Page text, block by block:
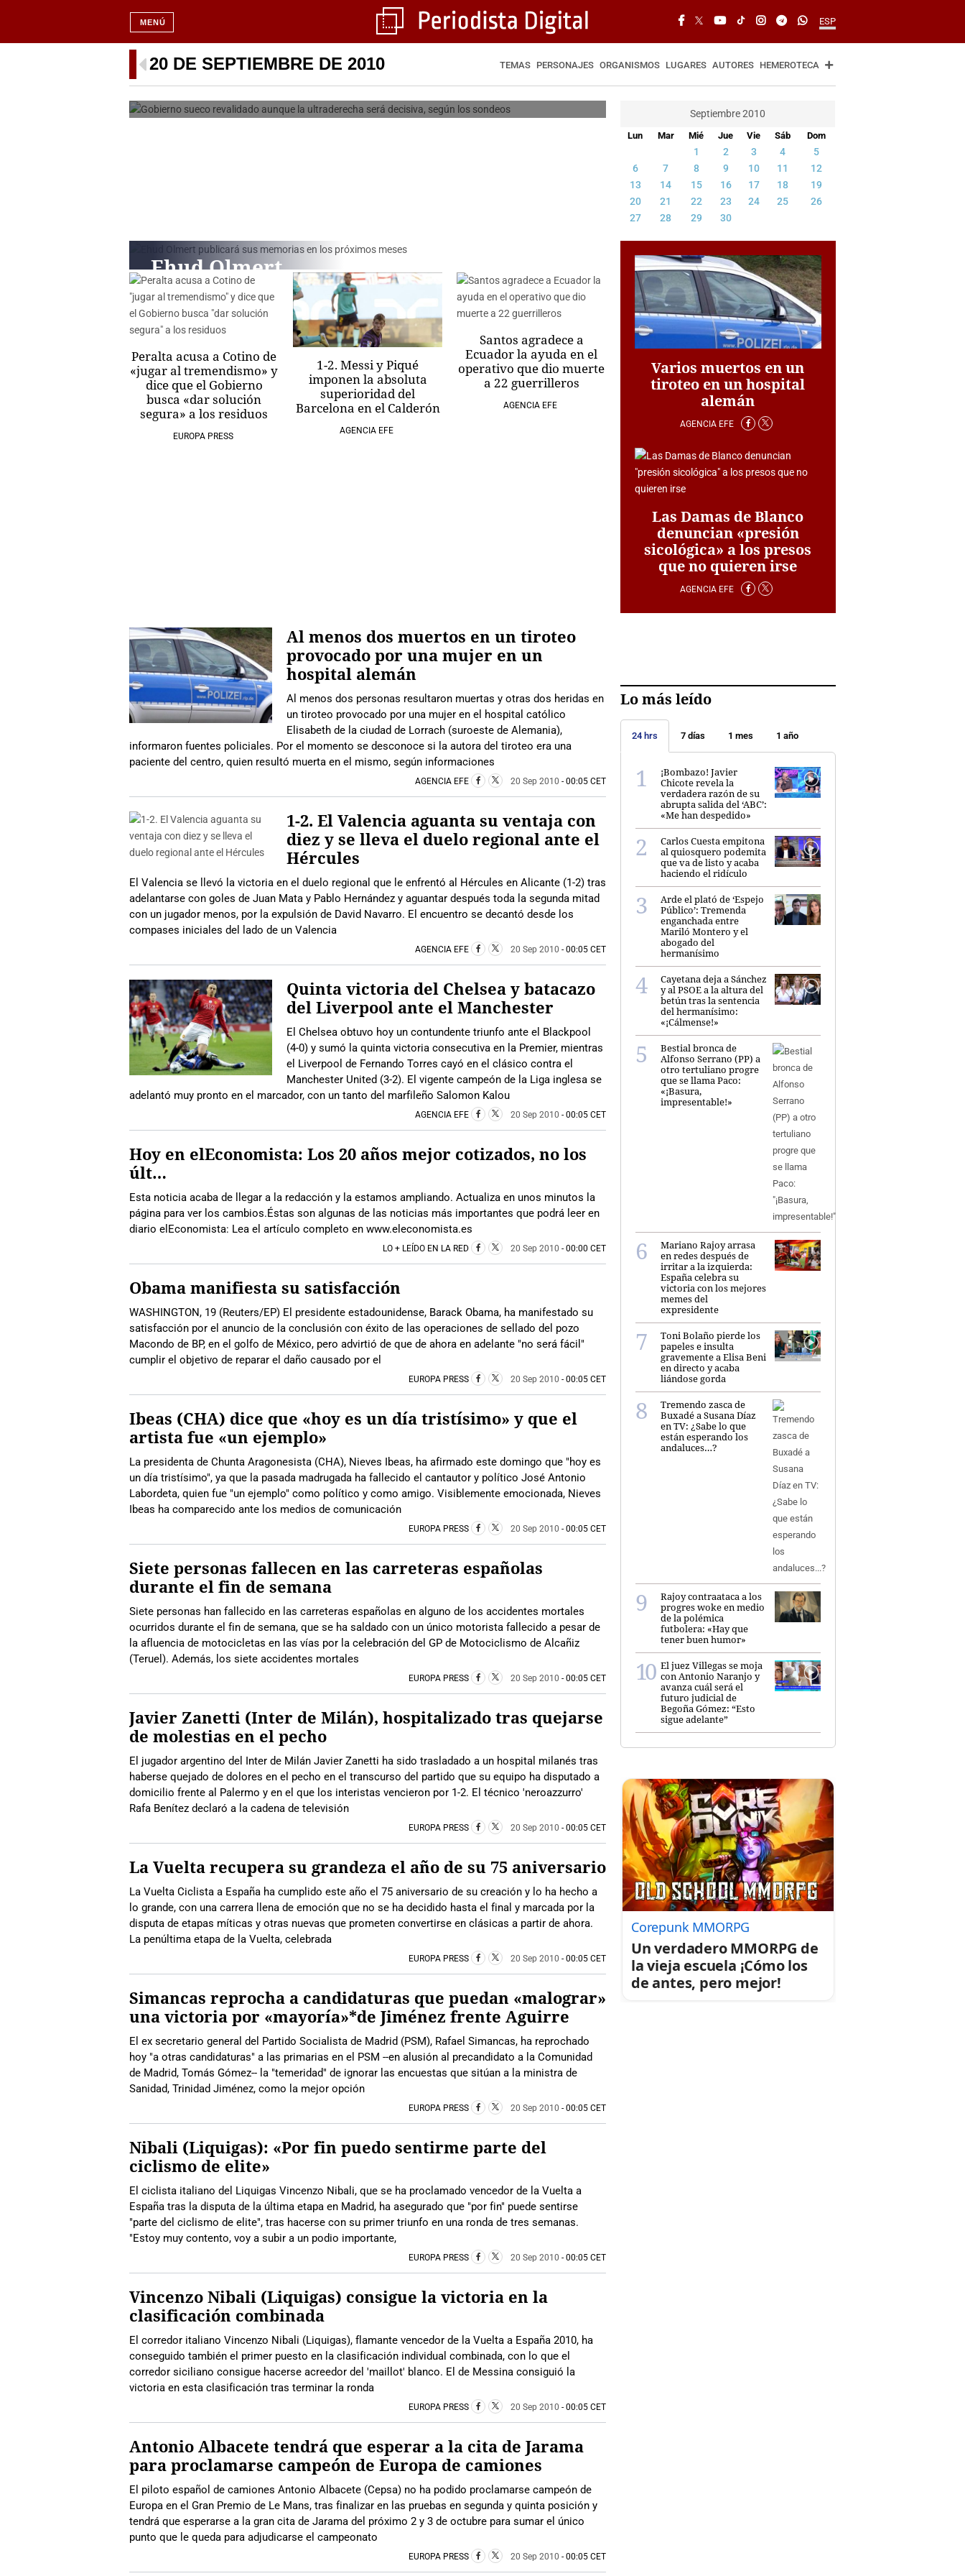
ESP
MENÚ
20 DE SEPTIEMBRE DE 2010 TEMAS PERSONAJES ORGANISMOS LUGARES AUTORES HEMEROTECA
Gobierno sueco revalidado aunque la ultraderecha
será decisiva, según los sondeos
Septiembre 2010
Lun Mar Mié Jue Vie Sáb Dom
1 2 3 4
5
6
7 8 9 10 11
12
13
14 15 16 17 18
19
20
21 22 23 24 25
26
27
28 29 30
Ehud Olmert
publicará sus
memorias en los
próximos meses
AGENCIA EFE
Peralta acusa a Cotino de
«jugar al tremendismo» y
dice que el Gobierno
busca «dar solución
segura» a los residuos
EUROPA PRESS
1-2. Messi y Piqué
imponen la absoluta
superioridad del
Barcelona en el Calderón
AGENCIA EFE
Santos agradece a
Ecuador la ayuda en el
operativo que dio muerte
a 22 guerrilleros
AGENCIA EFE
Varios muertos en un
tiroteo en un hospital
alemán
AGENCIA EFE
Las Damas de Blanco
denuncian «presión
sicológica» a los presos
que no quieren irse
AGENCIA EFE
Al menos dos muertos en un tiroteo
provocado por una mujer en un
hospital alemán
Al menos dos personas resultaron muertas y otras dos heridas en
un tiroteo provocado por una mujer en el hospital católico
Elisabeth de la ciudad de Lorrach (suroeste de Alemania),
informaron fuentes policiales. Por el momento se desconoce si la autora del tiroteo era una
paciente del centro, quien resultó muerta en el mismo, según informaciones
AGENCIA EFE 20 Sep 2010 - 00:05 CET
1-2. El Valencia aguanta su ventaja con
diez y se lleva el duelo regional ante el
Hércules
El Valencia se llevó la victoria en el duelo regional que le enfrentó al Hércules en Alicante (1-2) tras
adelantarse con goles de Juan Mata y Pablo Hernández y aguantar después toda la segunda mitad
con un jugador menos, por la expulsión de David Navarro. El encuentro se decantó desde los
compases iniciales del lado de un Valencia
AGENCIA EFE 20 Sep 2010 - 00:05 CET
Quinta victoria del Chelsea y batacazo
del Liverpool ante el Manchester
El Chelsea obtuvo hoy un contundente triunfo ante el Blackpool
(4-0) y sumó la quinta victoria consecutiva en la Premier, mientras
el Liverpool de Fernando Torres cayó en el clásico contra el
Manchester United (3-2). El vigente campeón de la Liga inglesa se
adelantó muy pronto en el marcador, con un tanto del marfileño Salomon Kalou
AGENCIA EFE 20 Sep 2010 - 00:05 CET
Hoy en elEconomista: Los 20 años mejor cotizados, no los
últ…
Esta noticia acaba de llegar a la redacción y la estamos ampliando. Actualiza en unos minutos la
página para ver los cambios.Éstas son algunas de las noticias más importantes que podrá leer en
diario elEconomista: Lea el artículo completo en www.eleconomista.es
LO + LEÍDO EN LA RED 20 Sep 2010 - 00:00 CET
Obama manifiesta su satisfacción
WASHINGTON, 19 (Reuters/EP) El presidente estadounidense, Barack Obama, ha manifestado su
satisfacción por el anuncio de la conclusión con éxito de las operaciones de sellado del pozo
Macondo de BP, en el golfo de México, pero advirtió de que de ahora en adelante "no será fácil"
cumplir el objetivo de reparar el daño causado por el
EUROPA PRESS 20 Sep 2010 - 00:05 CET
Ibeas (CHA) dice que «hoy es un día tristísimo» y que el
artista fue «un ejemplo»
La presidenta de Chunta Aragonesista (CHA), Nieves Ibeas, ha afirmado este domingo que "hoy es
un día tristísimo", ya que la pasada madrugada ha fallecido el cantautor y político José Antonio
Labordeta, quien fue "un ejemplo" como político y como amigo. Visiblemente emocionada, Nieves
Ibeas ha comparecido ante los medios de comunicación
EUROPA PRESS 20 Sep 2010 - 00:05 CET
Siete personas fallecen en las carreteras españolas
durante el fin de semana
Siete personas han fallecido en las carreteras españolas en alguno de los accidentes mortales
ocurridos durante el fin de semana, que se ha saldado con un único motorista fallecido a pesar de
la afluencia de motocicletas en las vías por la celebración del GP de Motociclismo de Alcañiz
(Teruel). Además, los siete accidentes mortales
EUROPA PRESS 20 Sep 2010 - 00:05 CET
Javier Zanetti (Inter de Milán), hospitalizado tras quejarse
de molestias en el pecho
El jugador argentino del Inter de Milán Javier Zanetti ha sido trasladado a un hospital milanés tras
haberse quejado de dolores en el pecho en el transcurso del partido que su equipo ha disputado a
domicilio frente al Palermo y en el que los interistas vencieron por 1-2. El técnico 'neroazzurro'
Rafa Benítez declaró a la cadena de televisión
EUROPA PRESS 20 Sep 2010 - 00:05 CET
La Vuelta recupera su grandeza el año de su 75 aniversario
La Vuelta Ciclista a España ha cumplido este año el 75 aniversario de su creación y lo ha hecho a
lo grande, con una carrera llena de emoción que no se ha decidido hasta el final y marcada por la
disputa de etapas míticas y otras nuevas que prometen convertirse en clásicas a partir de ahora.
La penúltima etapa de la Vuelta, celebrada
EUROPA PRESS 20 Sep 2010 - 00:05 CET
Simancas reprocha a candidaturas que puedan «malograr»
una victoria por «mayoría»*de Jiménez frente Aguirre
El ex secretario general del Partido Socialista de Madrid (PSM), Rafael Simancas, ha reprochado
hoy "a otras candidaturas" a las primarias en el PSM --en alusión al precandidato a la Comunidad
de Madrid, Tomás Gómez-- la "temeridad" de ignorar las encuestas que sitúan a la ministra de
Sanidad, Trinidad Jiménez, como la mejor opción
EUROPA PRESS 20 Sep 2010 - 00:05 CET
Nibali (Liquigas): «Por fin puedo sentirme parte del
ciclismo de elite»
El ciclista italiano del Liquigas Vincenzo Nibali, que se ha proclamado vencedor de la Vuelta a
España tras la disputa de la última etapa en Madrid, ha asegurado que "por fin" puede sentirse
"parte del ciclismo de elite", tras hacerse con su primer triunfo en una ronda de tres semanas.
"Estoy muy contento, voy a subir a un podio importante,
EUROPA PRESS 20 Sep 2010 - 00:05 CET
Vincenzo Nibali (Liquigas) consigue la victoria en la
clasificación combinada
El corredor italiano Vincenzo Nibali (Liquigas), flamante vencedor de la Vuelta a España 2010, ha
conseguido también el primer puesto en la clasificación individual combinada, con lo que el
corredor siciliano consigue hacerse acreedor del 'maillot' blanco. El de Messina consiguió la
victoria en esta clasificación tras terminar la ronda
EUROPA PRESS 20 Sep 2010 - 00:05 CET
Antonio Albacete tendrá que esperar a la cita de Jarama
para proclamarse campeón de Europa de camiones
El piloto español de camiones Antonio Albacete (Cepsa) no ha podido proclamarse campeón de
Europa en el Gran Premio de Le Mans, tras finalizar en las pruebas en segunda y quinta posición y
tendrá que esperarse a la gran cita de Jarama del próximo 2 y 3 de octubre para sumar el único
punto que le queda para adjudicarse el campeonato
EUROPA PRESS 20 Sep 2010 - 00:05 CET
Lo más leído
24 hrs 7 días 1 mes 1 año
¡Bombazo! Javier
Chicote revela la
verdadera razón de su
abrupta salida del ‘ABC’:
«Me han despedido»
Carlos Cuesta empitona
al quiosquero podemita
que va de listo y acaba
haciendo el ridículo
Arde el plató de ‘Espejo
Público’: Tremenda
enganchada entre
Mariló Montero y el
abogado del
hermanísimo
Cayetana deja a Sánchez
y al PSOE a la altura del
betún tras la sentencia
del hermanísimo:
«¡Cálmense!»
Bestial bronca de
Alfonso Serrano (PP) a
otro tertuliano progre
que se llama Paco:
«¡Basura,
impresentable!»
Mariano Rajoy arrasa
en redes después de
irritar a la izquierda:
España celebra su
victoria con los mejores
memes del
expresidente
Toni Bolaño pierde los
papeles e insulta
gravemente a Elisa Beni
en directo y acaba
liándose gorda
Tremendo zasca de
Buxadé a Susana Díaz
en TV: ¿Sabe lo que
están esperando los
andaluces…?
Rajoy contraataca a los
progres woke en medio
de la polémica
futbolera: «Hay que
tener buen humor»
El juez Villegas se moja
con Antonio Naranjo y
avanza cuál será el
futuro judicial de
Begoña Gómez: “Esto
sigue adelante”
Corepunk MMORPG
Un verdadero MMORPG de
la vieja escuela ¡Cómo los
de antes, pero mejor!